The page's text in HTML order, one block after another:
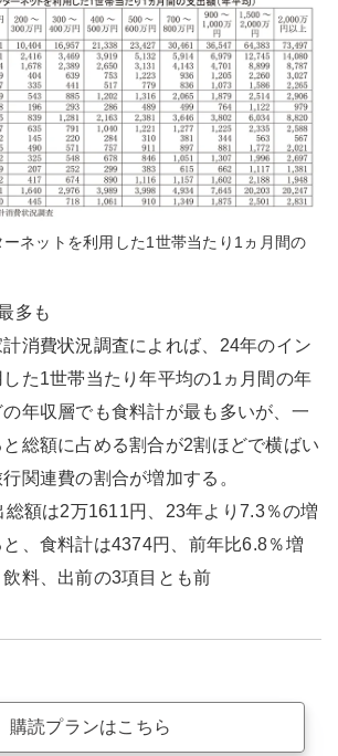
ネットを利用した1世帯当たり1ヵ月間の
多も
消費状況調査によれば、24年のイン
た1世帯当たり年平均の1ヵ月間の年
年収層でも食料計が最も多いが、一
総額に占める割合が2割ほどで横ばい
関連費の割合が増加する。
総額は2万1611円、23年より7.3％の増
、食料計は4374円、前年比6.8％増
料、出前の3項目とも前
購読プランはこちら